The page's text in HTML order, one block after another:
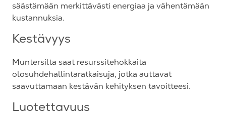
säästämään merkittävästi energiaa ja vähentämään
kustannuksia.
Kestävyys
Muntersilta saat resurssitehokkaita
olosuhdehallintaratkaisuja, jotka auttavat
saavuttamaan kestävän kehityksen tavoitteesi.
Luotettavuus